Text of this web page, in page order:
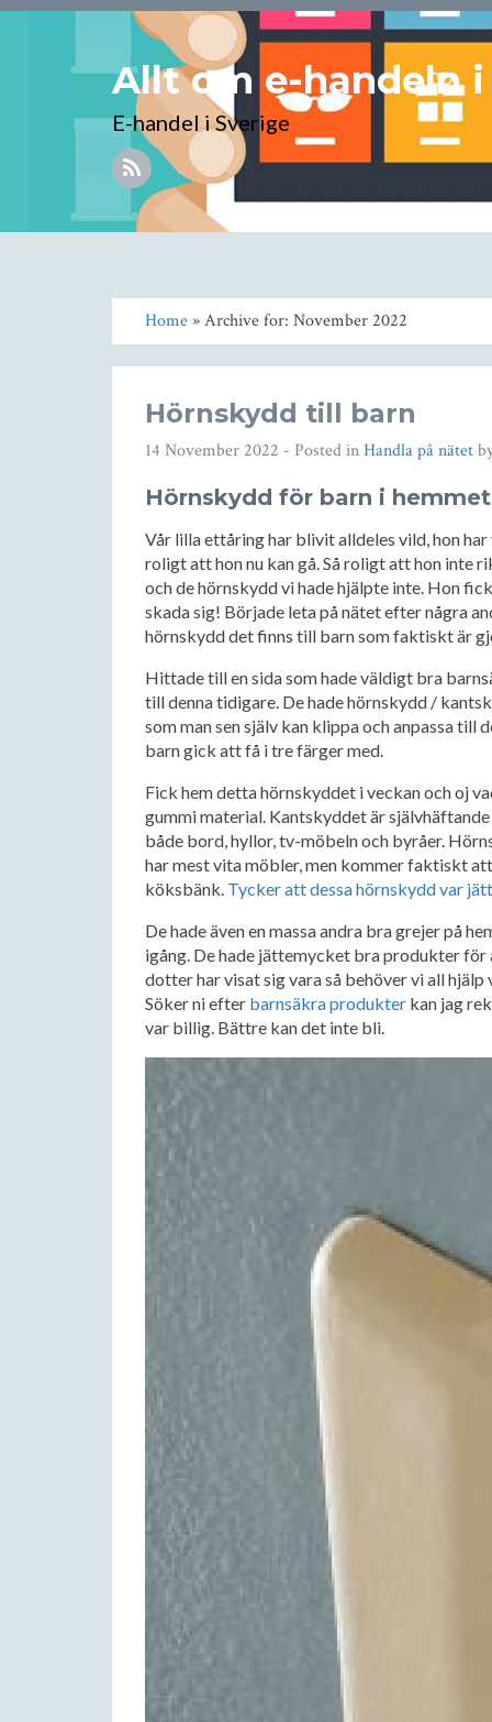
Allt om e-handeln i
E-handel i Sverige
Home» Archive for: November 2022
Hörnskydd till barn
14 November 2022 - Posted inHandla på nätet
Hörnskydd för barn i hemmet
Vår lilla ettåring har blivit alldeles vild, hon
roligt att hon nu kan gå. Så roligt att hon inte
och de hörnskydd vi hade hjälpte inte. Hon
skada sig! Började leta på nätet efter några
hörnskydd det finns till barn som faktiskt är
Hittade till en sida som hade väldigt bra
till denna tidigare. De hade hörnskydd /
som man sen själv kan klippa och anpassa
barn gick att få i tre färger med.
Fick hem detta hörnskyddet i veckan och oj
gummi material. Kantskyddet är
både bord, hyllor, tv-möbeln och byråer.
har mest vita möbler, men kommer faktiskt
köksbänk. Tycker att dessa hörnskydd var
De hade även en massa andra bra grejer på
igång. De hade jättemycket bra produkter
dotter har visat sig vara så behöver vi all
Söker ni efter barnsäkra produkter kan jag
var billig. Bättre kan det inte bli.